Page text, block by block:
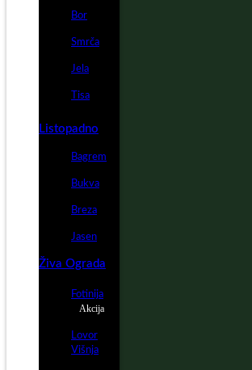
Bor
Smrča
Jela
Tisa
Listopadno
Bagrem
Bukva
Breza
Jasen
Živa Ograda
Fotinija
Akcija
Lovor
Višnja